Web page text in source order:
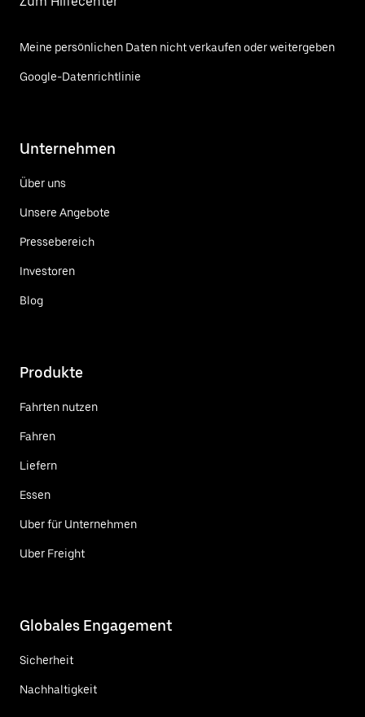
Meine persönlichen Daten nicht verkaufen oder weitergeben
Google-Datenrichtlinie
Unternehmen
Über uns
Unsere Angebote
Pressebereich
Investoren
Blog
Produkte
Fahrten nutzen
Fahren
Liefern
Essen
Uber für Unternehmen
Uber Freight
Globales Engagement
Sicherheit
Nachhaltigkeit